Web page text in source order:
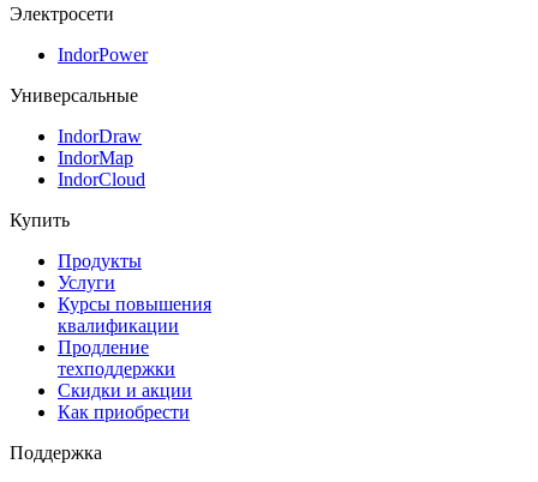
Электросети
IndorPower
Универсальные
IndorDraw
IndorMap
IndorCloud
Купить
Продукты
Услуги
Курсы повышения
квалификации
Продление
техподдержки
Скидки и акции
Как приобрести
Поддержка